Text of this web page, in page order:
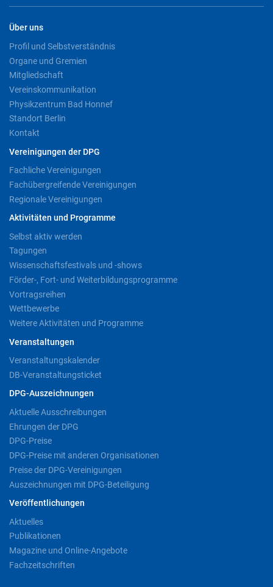
Über uns
Profil und Selbstverständnis
Organe und Gremien
Mitgliedschaft
Vereinskommunikation
Physikzentrum Bad Honnef
Standort Berlin
Kontakt
Vereinigungen der DPG
Fachliche Vereinigungen
Fachübergreifende Vereinigungen
Regionale Vereinigungen
Aktivitäten und Programme
Selbst aktiv werden
Tagungen
Wissenschaftsfestivals und -shows
Förder-, Fort- und Weiterbildungsprogramme
Vortragsreihen
Wettbewerbe
Weitere Aktivitäten und Programme
Veranstaltungen
Veranstaltungskalender
DB-Veranstaltungsticket
DPG-Auszeichnungen
Aktuelle Ausschreibungen
Ehrungen der DPG
DPG-Preise
DPG-Preise mit anderen Organisationen
Preise der DPG-Vereinigungen
Auszeichnungen mit DPG-Beteiligung
Veröffentlichungen
Aktuelles
Publikationen
Magazine und Online-Angebote
Fachzeitschriften